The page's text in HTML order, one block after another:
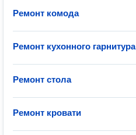
Ремонт комода
Ремонт кухонного гарнитура
Ремонт стола
Ремонт кровати